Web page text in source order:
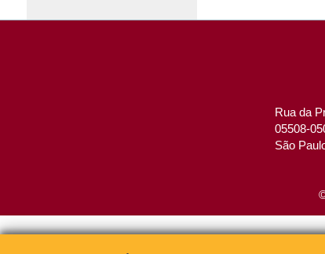
Rua da
05508-
São